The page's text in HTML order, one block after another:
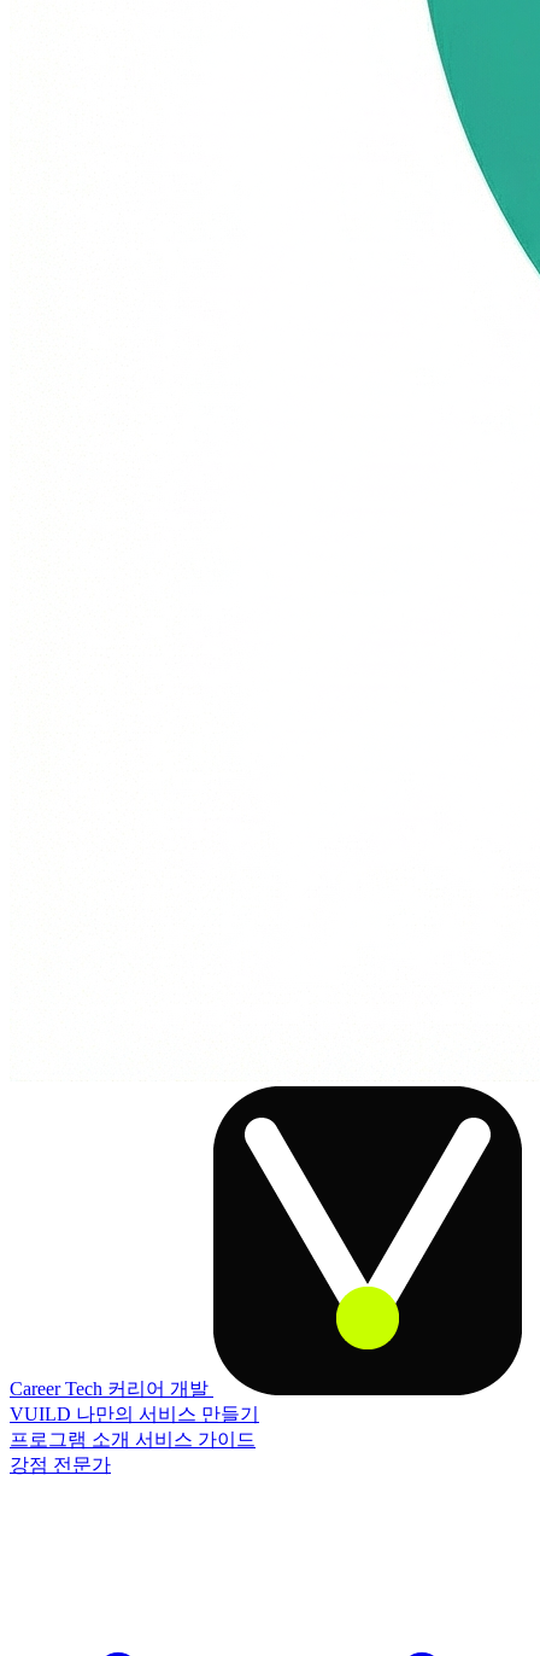
Career Tech 커리어 개발
VUILD 나만의 서비스 만들기
프로그램 소개 서비스 가이드
강점 전문가